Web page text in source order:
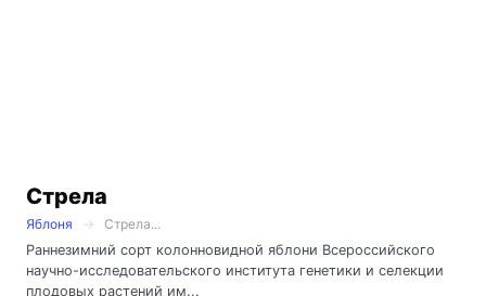
Стрела
Яблоня
Стрела...
Раннезимний сорт колонновидной яблони Всероссийского
научно-исследовательского института генетики и селекции
плодовых растений им...